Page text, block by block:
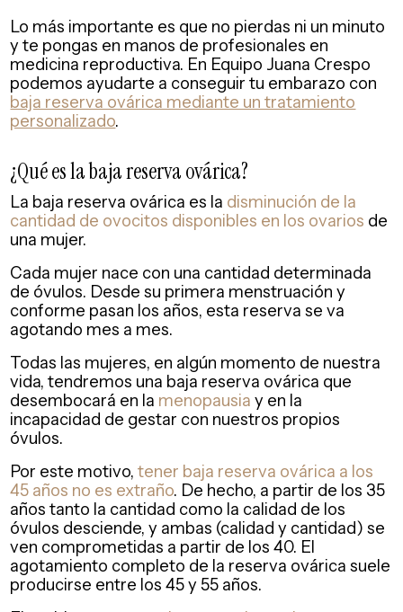
Lo más importante es que no pierdas ni un minuto
y te pongas en manos de profesionales en
medicina reproductiva. En Equipo Juana Crespo
podemos ayudarte a conseguir tu embarazo con
baja reserva ovárica mediante un tratamiento
personalizado.
¿Qué es la baja reserva ovárica?
La baja reserva ovárica es la disminución de la
cantidad de ovocitos disponibles en los ovarios de
una mujer.
Cada mujer nace con una cantidad determinada
de óvulos. Desde su primera menstruación y
conforme pasan los años, esta reserva se va
agotando mes a mes.
Todas las mujeres, en algún momento de nuestra
vida, tendremos una baja reserva ovárica que
desembocará en la menopausia y en la
incapacidad de gestar con nuestros propios
óvulos.
Por este motivo,tener baja reserva ovárica a los
45 años no es extraño. De hecho, a partir de los 35
años tanto la cantidad como la calidad de los
óvulos desciende, y ambas (calidad y cantidad) se
ven comprometidas a partir de los 40. El
agotamiento completo de la reserva ovárica suele
producirse entre los 45 y 55 años.